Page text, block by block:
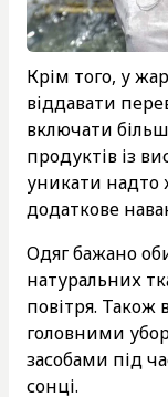
Крім того, у
віддавати
включати
продуктів із
уникати надто
додаткове
Одяг бажано
натуральних
повітря. Також
головними
засобами під
сонці.